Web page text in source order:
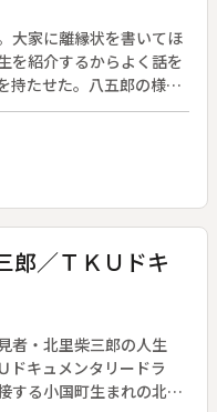
大家に離縁状を書いてほ
を紹介するからよく話を
持たせた。八五郎の様子
ても、天から降った雨と
／ＴＫＵドキ
者・北里柴三郎の人生
ドキュメンタリードラ
する小国町生まれの北里